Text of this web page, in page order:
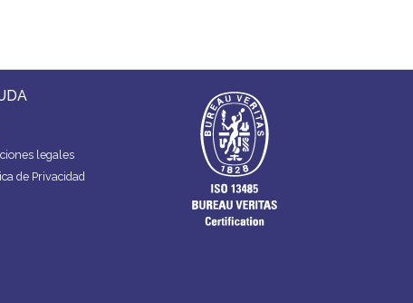
legales
de Privacidad